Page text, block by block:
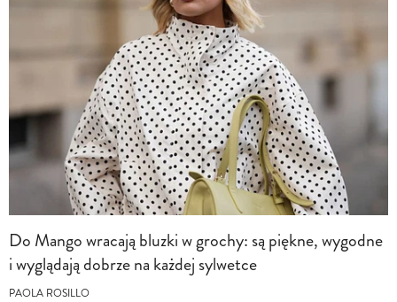
Do Mango wracają bluzki w grochy: są piękne, wygodne
i wyglądają dobrze na każdej sylwetce
PAOLA ROSILLO